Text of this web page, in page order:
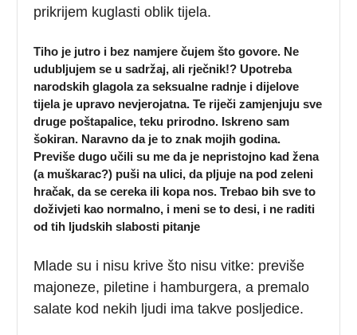
prikrijem kuglasti oblik tijela.
Tiho je jutro i bez namjere čujem što govore. Ne
udubljujem se u sadržaj, ali rječnik!? Upotreba
narodskih glagola za seksualne radnje i dijelove
tijela je upravo nevjerojatna. Te riječi zamjenjuju sve
druge poštapalice, teku prirodno. Iskreno sam
šokiran. Naravno da je to znak mojih godina.
Previše dugo učili su me da je nepristojno kad žena
(a muškarac?) puši na ulici, da pljuje na pod zeleni
hračak, da se cereka ili kopa nos. Trebao bih sve to
doživjeti kao normalno, i meni se to desi, i ne raditi
od tih ljudskih slabosti pitanje
Mlade su i nisu krive što nisu vitke: previše
majoneze, piletine i hamburgera, a premalo
salate kod nekih ljudi ima takve posljedice.